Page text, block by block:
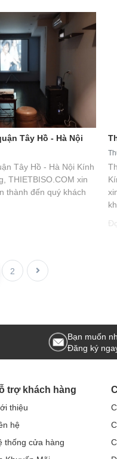
Tây Hồ - Hà Nội
Tây Hồ - Hà Nội Kính
THIETBISO.COM xin
thành đến quý khách
2
Bạn muốn
Đăng ký
trợ khách hàng
thiệu
hệ
thống cửa hàng